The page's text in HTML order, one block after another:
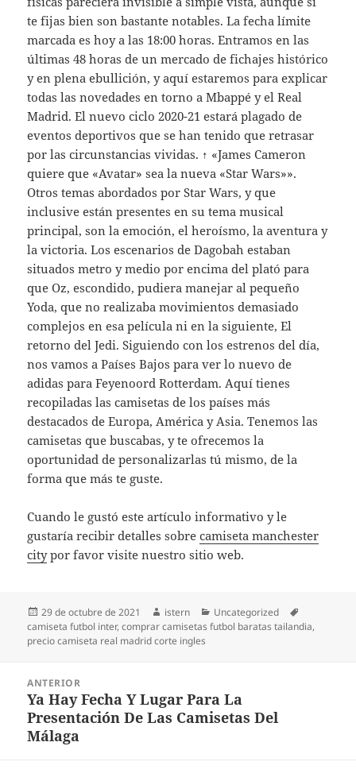
te fijas bien son bastante notables. La fecha límite
marcada es hoy a las 18:00 horas. Entramos en las
últimas 48 horas de un mercado de fichajes histórico
y en plena ebullición, y aquí estaremos para explicar
todas las novedades en torno a Mbappé y el Real
Madrid. El nuevo ciclo 2020-21 estará plagado de
eventos deportivos que se han tenido que retrasar
por las circunstancias vividas. ↑ «James Cameron
quiere que «Avatar» sea la nueva «Star Wars»».
Otros temas abordados por Star Wars, y que
inclusive están presentes en su tema musical
principal, son la emoción, el heroísmo, la aventura y
la victoria. Los escenarios de Dagobah estaban
situados metro y medio por encima del plató para
que Oz, escondido, pudiera manejar al pequeño
Yoda, que no realizaba movimientos demasiado
complejos en esa película ni en la siguiente, El
retorno del Jedi. Siguiendo con los estrenos del día,
nos vamos a Países Bajos para ver lo nuevo de
adidas para Feyenoord Rotterdam. Aquí tienes
recopiladas las camisetas de los países más
destacados de Europa, América y Asia. Tenemos las
camisetas que buscabas, y te ofrecemos la
oportunidad de personalizarlas tú mismo, de la
forma que más te guste.
Cuando le gustó este artículo informativo y le
gustaría recibir detalles sobrecamiseta manchester
citypor favor visite nuestro sitio web.
Publicado
el
29 de octubre de 2021 Autor
istern Categorías
Uncategorized
camiseta futbol inter,comprar camisetas futbol baratas tailandia,
precio camiseta real madrid corte ingles
entradas
ANTERIOR
Entrada
anterior:
Ya Hay Fecha Y Lugar Para La
Presentación De Las Camisetas Del
Málaga